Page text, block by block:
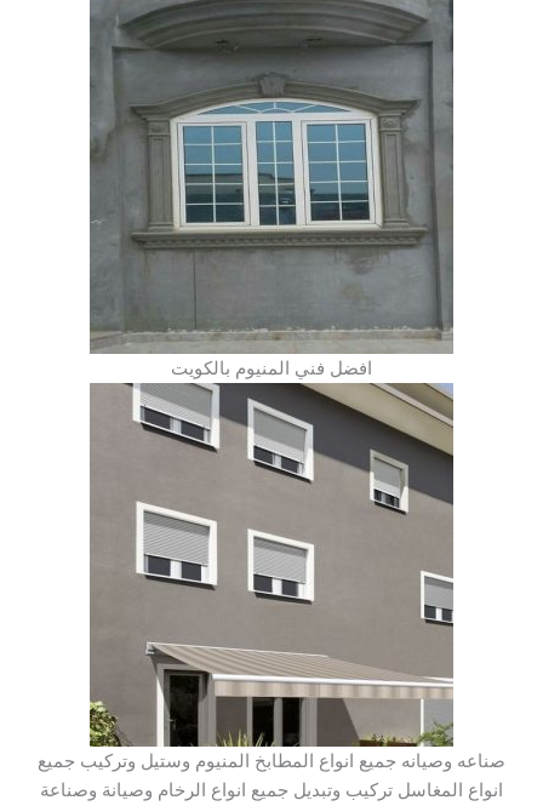
افضل فني المنيوم بالكويت
صناعه وصيانه جميع انواع المطابخ المنيوم وستيل وتركيب جميع
انواع المغاسل تركيب وتبديل جميع انواع الرخام وصيانة وصناعة